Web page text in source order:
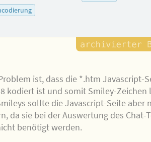
ist, dass die *.htm Javascript-
kodiert ist und somit Smiley-Zeichen
sollte die Javascript-Seite aber
da sie bei der Auswertung des Chat-
benötigt werden.